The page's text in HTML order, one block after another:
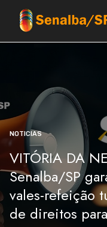
NOTICIAS
VITÓRIA DA
Senalba/SP
vales-refeição
de direitos